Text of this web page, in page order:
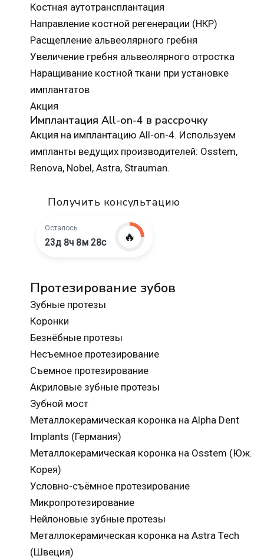
Костная аутотрансплантация
Направление костной регенерации (НКР)
Расщепление альвеолярного гребня
Увеличение гребня альвеолярного отростка
Наращивание костной ткани при установке
имплантатов
Акция
Имплантация All-on-4 в рассрочку
Акция на имплантацию All-on-4. Используем
импланты ведущих производителей: Osstem,
Renova, Nobel, Astra, Strauman.
Получить консультацию
Осталось
23д 8ч 8м 27с 🔥
Протезирование зубов
Зубные протезы
Коронки
Безнёбные протезы
Несъемное протезирование
Съемное протезирование
Акриловые зубные протезы
Зубной мост
Металлокерамическая коронка на Alpha Dent
Implants (Германия)
Металлокерамическая коронка на Osstem (Юж.
Корея)
Условно-съёмное протезирование
Микропротезирование
Нейлоновые зубные протезы
Металлокерамическая коронка на Astra Tech
(Швеция)